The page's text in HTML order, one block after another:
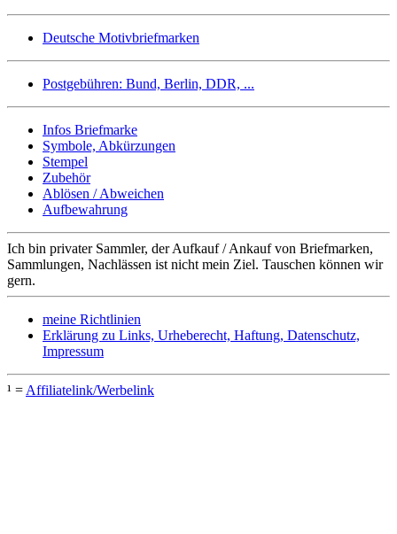
Deutsche Motivbriefmarken
Postgebühren: Bund, Berlin, DDR, ...
Infos Briefmarke
Symbole, Abkürzungen
Stempel
Zubehör
Ablösen / Abweichen
Aufbewahrung
Ich bin privater Sammler, der Aufkauf / Ankauf von Briefmarken,
Sammlungen, Nachlässen ist nicht mein Ziel. Tauschen können wir
gern.
meine Richtlinien
Erklärung zu Links, Urheberecht, Haftung, Datenschutz,
Impressum
¹ = Affiliatelink/Werbelink